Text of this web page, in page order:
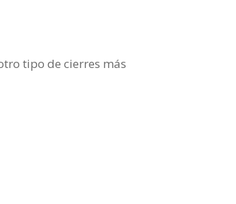
tipo de cierres más